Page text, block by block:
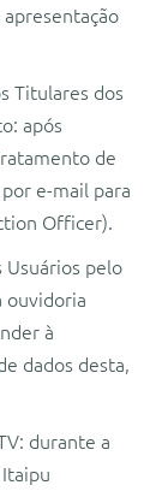
Titulares dos
após
de
e-mail para
Officer).
pelo
ouvidoria
à
dados desta,
durante a